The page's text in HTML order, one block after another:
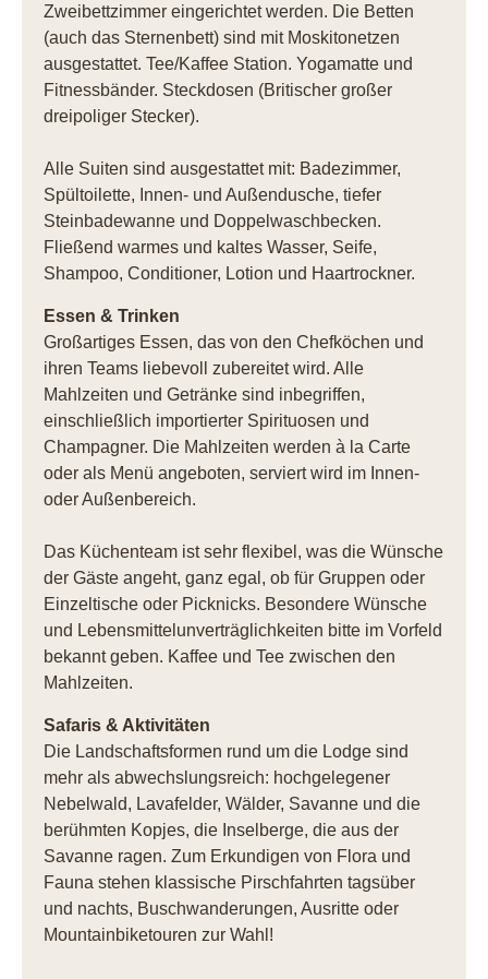
Zweibettzimmer eingerichtet werden. Die Betten
(auch das Sternenbett) sind mit Moskitonetzen
ausgestattet. Tee/Kaffee Station. Yogamatte und
Fitnessbänder. Steckdosen (Britischer großer
dreipoliger Stecker).
Alle Suiten sind ausgestattet mit: Badezimmer,
Spültoilette, Innen- und Außendusche, tiefer
Steinbadewanne und Doppelwaschbecken.
Fließend warmes und kaltes Wasser, Seife,
Shampoo, Conditioner, Lotion und Haartrockner.
Essen & Trinken
Großartiges Essen, das von den Chefköchen und
ihren Teams liebevoll zubereitet wird. Alle
Mahlzeiten und Getränke sind inbegriffen,
einschließlich importierter Spirituosen und
Champagner. Die Mahlzeiten werden à la Carte
oder als Menü angeboten, serviert wird im Innen-
oder Außenbereich.
Das Küchenteam ist sehr flexibel, was die Wünsche
der Gäste angeht, ganz egal, ob für Gruppen oder
Einzeltische oder Picknicks. Besondere Wünsche
und Lebensmittelunverträglichkeiten bitte im Vorfeld
bekannt geben. Kaffee und Tee zwischen den
Mahlzeiten.
Safaris & Aktivitäten
Die Landschaftsformen rund um die Lodge sind
mehr als abwechslungsreich: hochgelegener
Nebelwald, Lavafelder, Wälder, Savanne und die
berühmten Kopjes, die Inselberge, die aus der
Savanne ragen. Zum Erkundigen von Flora und
Fauna stehen klassische Pirschfahrten tagsüber
und nachts, Buschwanderungen, Ausritte oder
Mountainbiketouren zur Wahl!